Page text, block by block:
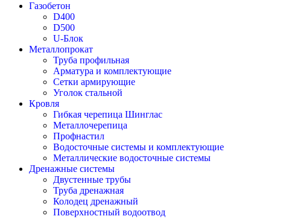
Газобетон
D400
D500
U-Блок
Металлопрокат
Труба профильная
Арматура и комплектующие
Сетки армирующие
Уголок стальной
Кровля
Гибкая черепица Шинглас
Металлочерепица
Профнастил
Водосточные системы и комплектующие
Металлические водосточные системы
Дренажные системы
Двустенные трубы
Труба дренажная
Колодец дренажный
Поверхностный водоотвод